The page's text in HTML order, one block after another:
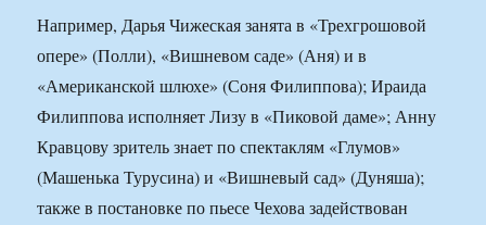
Например, Дарья Чижеская занята в «Трехгрошовой
опере» (Полли), «Вишневом саде» (Аня) и в
«Американской шлюхе» (Соня Филиппова); Ираида
Филиппова исполняет Лизу в «Пиковой даме»; Анну
Кравцову зритель знает по спектаклям «Глумов»
(Машенька Турусина) и «Вишневый сад» (Дуняша);
также в постановке по пьесе Чехова задействован